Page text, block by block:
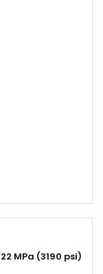
MPa (3190 psi)